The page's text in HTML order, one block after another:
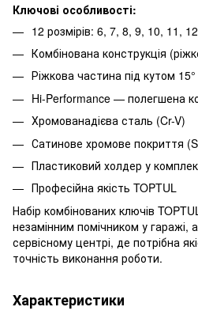
Ключові особливості:
12 розмірів: 6, 7, 8, 9, 10, 11,
Комбінована конструкція
Ріжкова частина під кутом 15°
Hi-Performance — полегшена
Хромованадієва сталь (Cr-V)
Сатинове хромове покриття
Пластиковий холдер у
Професійна якість TOPTUL
Набір комбінованих ключів
незамінним помічником у гаражі,
сервісному центрі, де потрібна
точність виконання роботи.
Характеристики